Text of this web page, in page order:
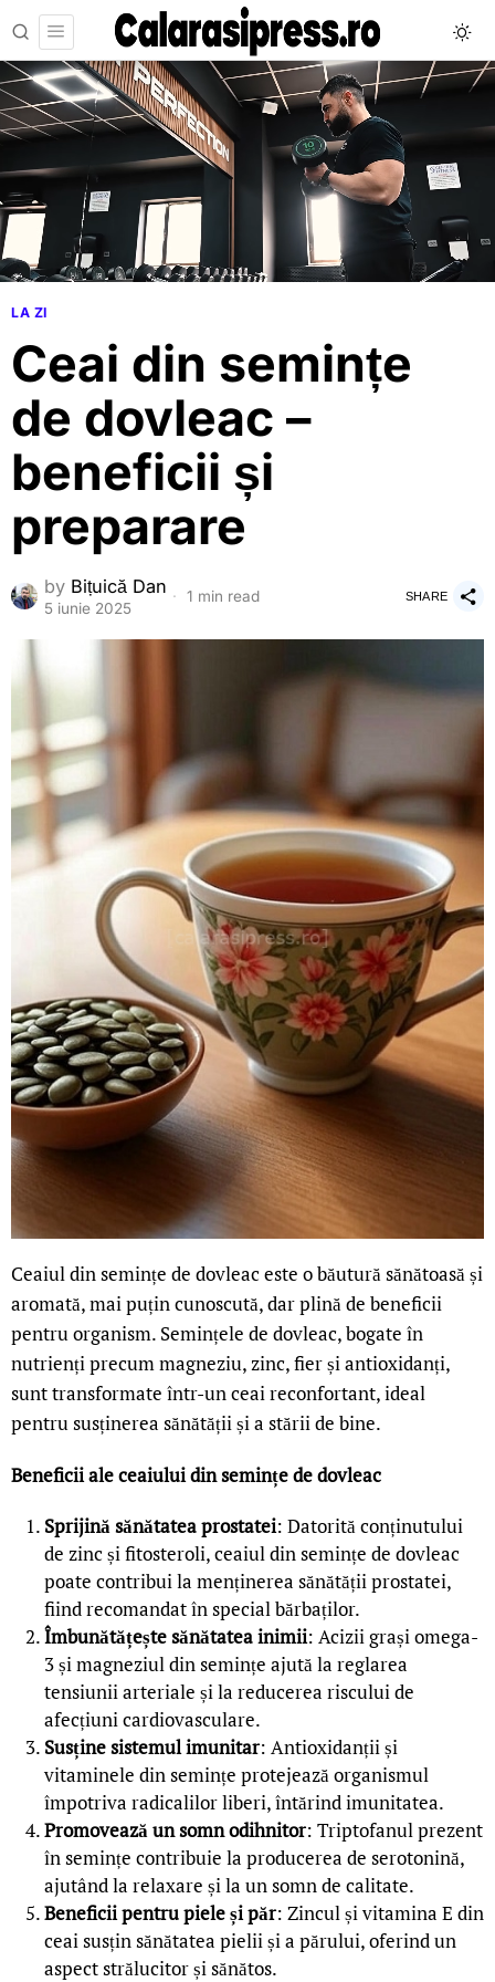
LA ZI
Ceai din semințe
de dovleac –
beneficii și
preparare
by Bițuică Dan
5 iunie 2025
1 min read SHARE
Ceaiul din semințe de dovleac este o băutură sănătoasă și
aromată, mai puțin cunoscută, dar plină de beneficii
pentru organism. Semințele de dovleac, bogate în
nutrienți precum magneziu, zinc, fier și antioxidanți,
sunt transformate într-un ceai reconfortant, ideal
pentru susținerea sănătății și a stării de bine.
Beneficii ale ceaiului din semințe de dovleac
Sprijină sănătatea prostatei: Datorită conținutului
de zinc și fitosteroli, ceaiul din semințe de dovleac
poate contribui la menținerea sănătății prostatei,
fiind recomandat în special bărbaților.
Îmbunătățește sănătatea inimii: Acizii grași omega-
3 și magneziul din semințe ajută la reglarea
tensiunii arteriale și la reducerea riscului de
afecțiuni cardiovasculare.
Susține sistemul imunitar: Antioxidanții și
vitaminele din semințe protejează organismul
împotriva radicalilor liberi, întărind imunitatea.
Promovează un somn odihnitor: Triptofanul prezent
în semințe contribuie la producerea de serotonină,
ajutând la relaxare și la un somn de calitate.
Beneficii pentru piele și păr: Zincul și vitamina E din
ceai susțin sănătatea pielii și a părului, oferind un
aspect strălucitor și sănătos.